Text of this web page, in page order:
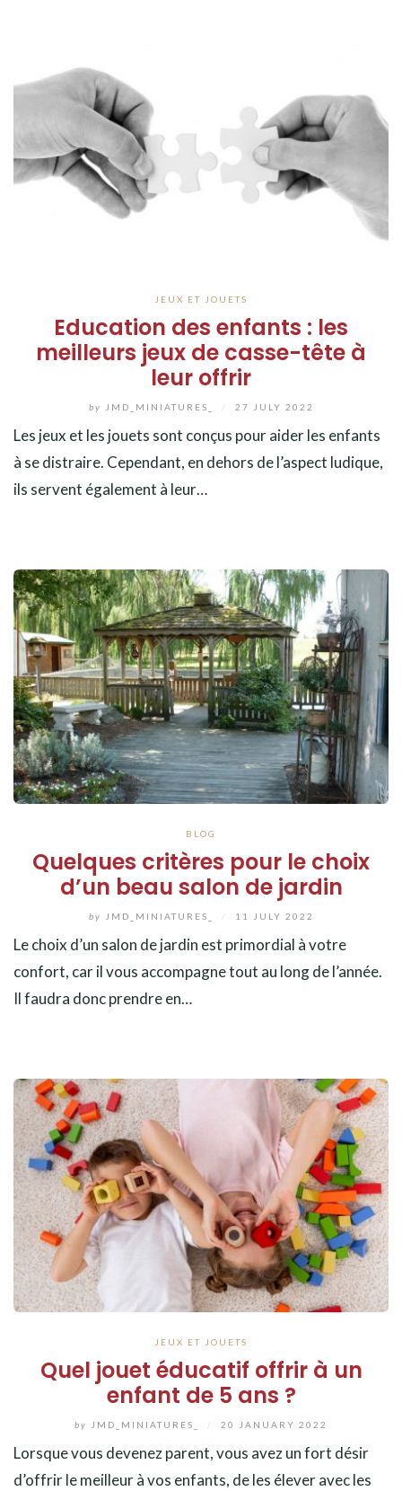
JEUX ET JOUETS
Education des enfants : les
meilleurs jeux de casse-tête à
leur offrir
by JMD_MINIATURES_ 27 JULY 2022
Les jeux et les jouets sont conçus pour aider les enfants
à se distraire. Cependant, en dehors de l’aspect ludique,
ils servent également à leur…
BLOG
Quelques critères pour le choix
d’un beau salon de jardin
by JMD_MINIATURES_ 11 JULY 2022
Le choix d’un salon de jardin est primordial à votre
confort, car il vous accompagne tout au long de l’année.
Il faudra donc prendre en…
JEUX ET JOUETS
Quel jouet éducatif offrir à un
enfant de 5 ans ?
by JMD_MINIATURES_ 20 JANUARY 2022
Lorsque vous devenez parent, vous avez un fort désir
d’offrir le meilleur à vos enfants, de les élever avec les